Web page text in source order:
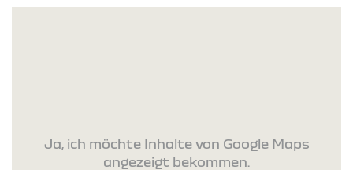
Ja, ich möchte Inhalte von Google Maps
angezeigt bekommen.